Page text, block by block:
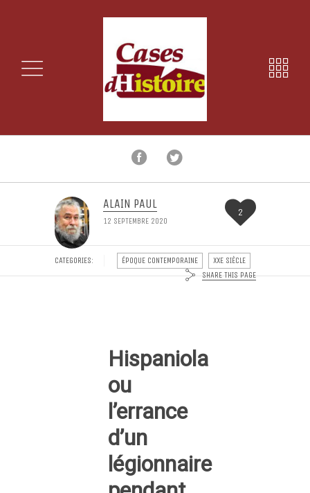
ALAIN PAUL
12 SEPTEMBRE 2020
2
CATEGORIES: ÉPOQUE CONTEMPORAINE
XXE SIÈCLE
SHARE THIS PAGE
Hispaniola
ou
l’errance
d’un
légionnaire